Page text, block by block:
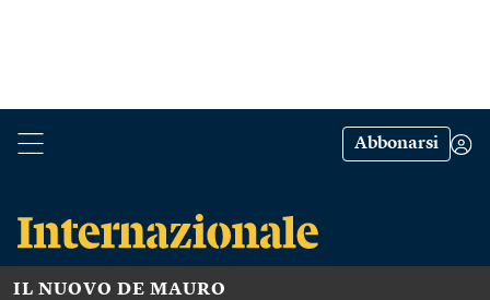
Abbonarsi
IL NUOVO DE MAURO